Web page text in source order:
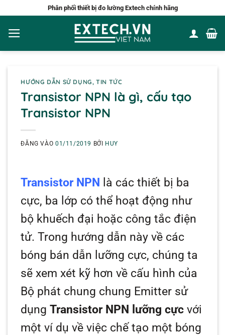
nội
dung
Phân phối thiết bị đo lường Extech chính hãng
HƯỚNG DẪN SỬ DỤNG,TIN TỨC
Transistor NPN là gì, cấu tạo
Transistor NPN
ĐĂNG VÀO 01/11/2019 BỞI HUY
Transistor NPN là các thiết bị ba
cực, ba lớp có thể hoạt động như
bộ khuếch đại hoặc công tắc điện
tử. Trong hướng dẫn này về các
bóng bán dẫn lưỡng cực, chúng ta
sẽ xem xét kỹ hơn về cấu hình của
Bộ phát chung chung Emitter sử
dụngTransistor NPN lưỡng cực với
một ví dụ về việc chế tạo một bóng